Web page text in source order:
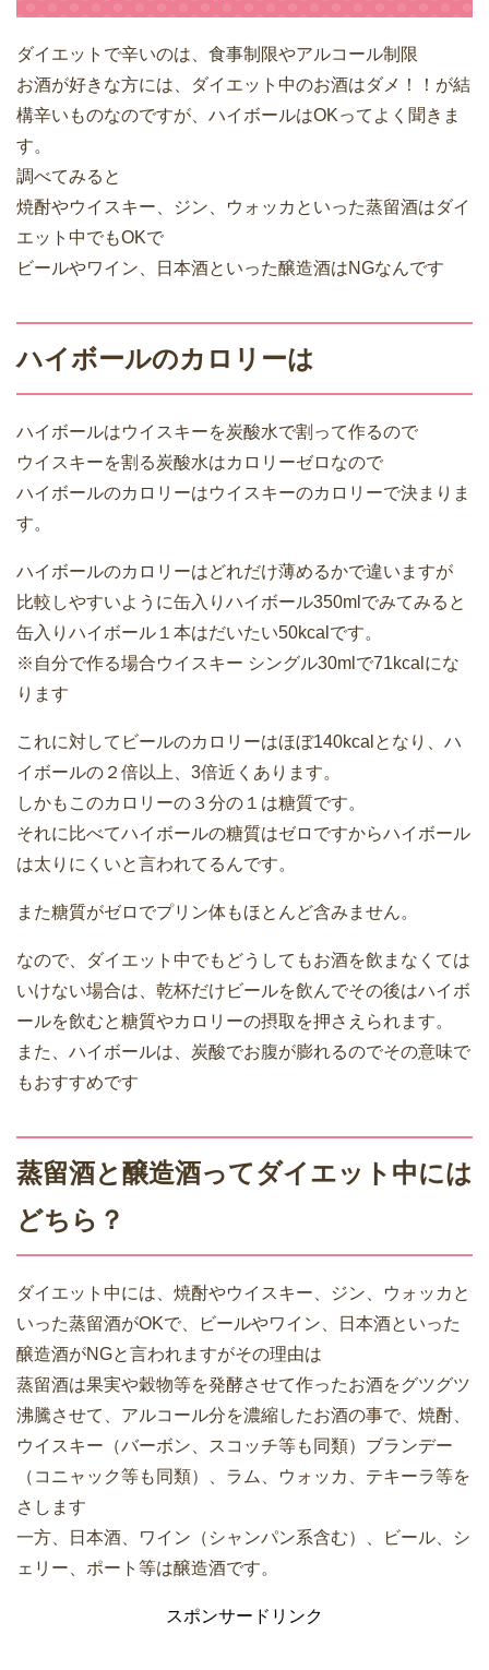
ダイエットで辛いのは、食事制限やアルコール制限
お酒が好きな方には、ダイエット中のお酒はダメ！！が結
構辛いものなのですが、ハイボールはOKってよく聞きま
す。
調べてみると
焼酎やウイスキー、ジン、ウォッカといった蒸留酒はダイ
エット中でもOKで
ビールやワイン、日本酒といった醸造酒はNGなんです
ハイボールのカロリーは
ハイボールはウイスキーを炭酸水で割って作るので
ウイスキーを割る炭酸水はカロリーゼロなので
ハイボールのカロリーはウイスキーのカロリーで決まりま
す。
ハイボールのカロリーはどれだけ薄めるかで違いますが
比較しやすいように缶入りハイボール350mlでみてみると
缶入りハイボール１本はだいたい50kcalです。
※自分で作る場合ウイスキー シングル30mlで71kcalにな
ります
これに対してビールのカロリーはほぼ140kcalとなり、ハ
イボールの２倍以上、3倍近くあります。
しかもこのカロリーの３分の１は糖質です。
それに比べてハイボールの糖質はゼロですからハイボール
は太りにくいと言われてるんです。
また糖質がゼロでプリン体もほとんど含みません。
なので、ダイエット中でもどうしてもお酒を飲まなくては
いけない場合は、乾杯だけビールを飲んでその後はハイボ
ールを飲むと糖質やカロリーの摂取を押さえられます。
また、ハイボールは、炭酸でお腹が膨れるのでその意味で
もおすすめです
蒸留酒と醸造酒ってダイエット中には
どちら？
ダイエット中には、焼酎やウイスキー、ジン、ウォッカと
いった蒸留酒がOKで、ビールやワイン、日本酒といった
醸造酒がNGと言われますがその理由は
蒸留酒は果実や穀物等を発酵させて作ったお酒をグツグツ
沸騰させて、アルコール分を濃縮したお酒の事で、焼酎、
ウイスキー（バーボン、スコッチ等も同類）ブランデー
（コニャック等も同類）、ラム、ウォッカ、テキーラ等を
さします
一方、日本酒、ワイン（シャンパン系含む）、ビール、シ
ェリー、ポート等は醸造酒です。
スポンサードリンク